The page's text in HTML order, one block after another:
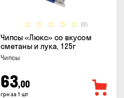
(0)
Чипсы «Люкс» со вкусом
сметаны и лука, 125г
Чипсы
63,00
грн за 1 шт